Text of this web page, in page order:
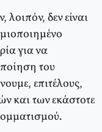
λοιπόν, δεν είναι
για να
του
επιτέλους,
και των εκάστοτε